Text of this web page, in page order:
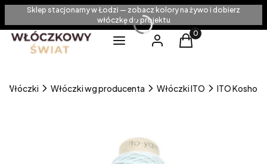
Sklep stacjonarny w Łodzi — zobacz kolory na żywo i dobierz
włóczkę do projektu
Menu
Zaloguj sięProdukty w
Koszyk
Włóczki Włóczki wg producenta Włóczki ITO ITO Kosho